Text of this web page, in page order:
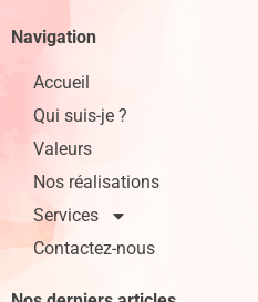
Navigation
Accueil
Qui suis-je ?
Valeurs
Nos réalisations
Services
Contactez-nous